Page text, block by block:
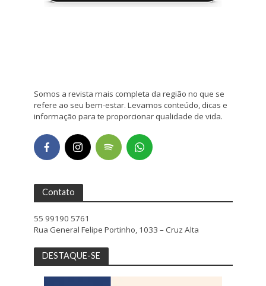
Somos a revista mais completa da região no que se
refere ao seu bem-estar. Levamos conteúdo, dicas e
informação para te proporcionar qualidade de vida.
Contato
55 99190 5761
Rua General Felipe Portinho, 1033 – Cruz Alta
DESTAQUE-SE